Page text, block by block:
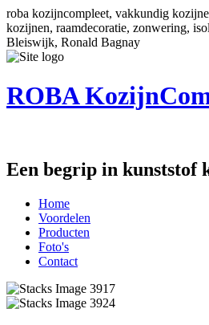
roba kozijncompleet, vakkundig
kozijnen, raamdecoratie, zonwering,
Bleiswijk, Ronald Bagnay
ROBA
Een begrip in kunststof
Home
Voordelen
Producten
Foto's
Contact